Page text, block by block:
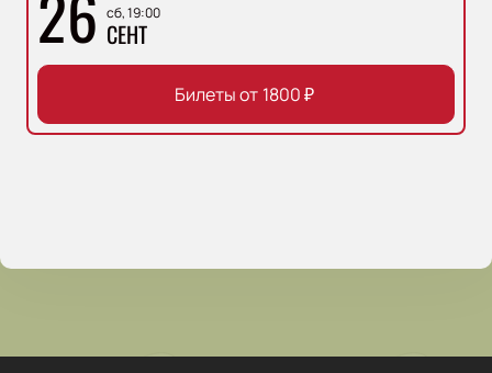
сб, 19:00
СЕНТ
Билеты от 1800₽